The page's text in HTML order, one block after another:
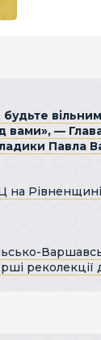
будьте
вами», —
Павла
на Рівненщині
реколекції